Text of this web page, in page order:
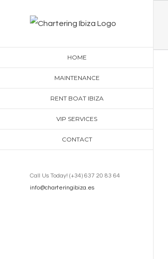
HOME
MAINTENANCE
RENT BOAT IBIZA
VIP SERVICES
CONTACT
Call Us Today! (+34) 637 20 83 64
info@charteringibiza.es